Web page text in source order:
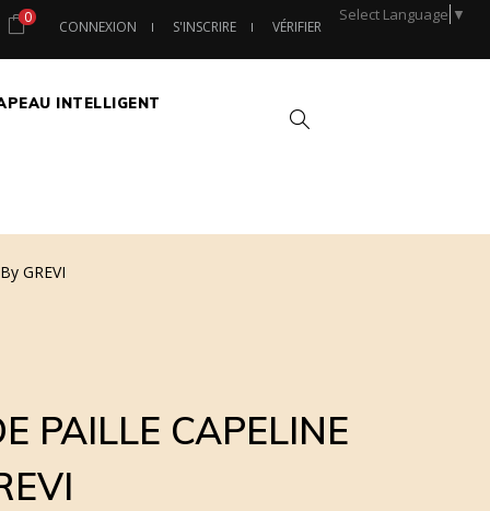
Select Language ▼
CONNEXION S'INSCRIRE VÉRIFIER
0
INTELLIGENT
Chercher
GREVI
PAILLE CAPELINE